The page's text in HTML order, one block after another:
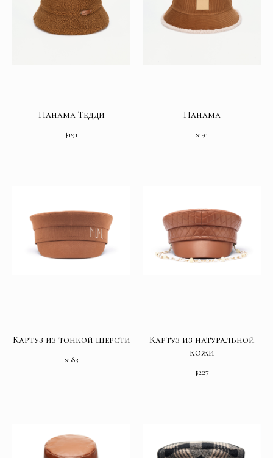
Панама Тедди
$191
Панама
$191
Картуз из тонкой шерсти
$183
Картуз из натуральной
кожи
$227